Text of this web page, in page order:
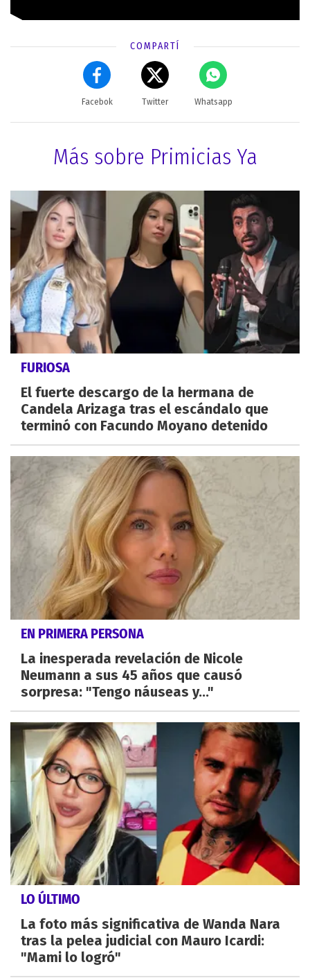
COMPARTÍ
Facebok Twitter Whatsapp
Más sobre Primicias Ya
FURIOSA
El fuerte descargo de la hermana de
Candela Arizaga tras el escándalo que
terminó con Facundo Moyano detenido
EN PRIMERA PERSONA
La inesperada revelación de Nicole
Neumann a sus 45 años que causó
sorpresa: "Tengo náuseas y..."
LO ÚLTIMO
La foto más significativa de Wanda Nara
tras la pelea judicial con Mauro Icardi:
"Mami lo logró"